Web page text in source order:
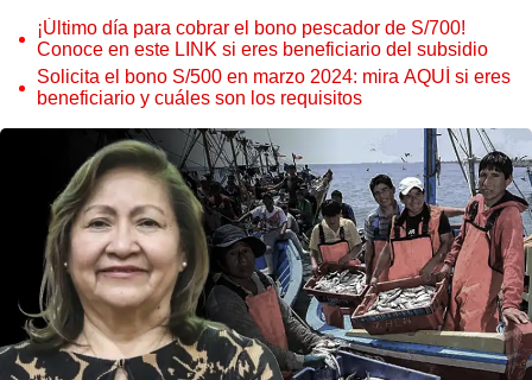
¡Último día para cobrar el bono pescador de S/700!
Conoce en este LINK si eres beneficiario del subsidio
Solicita el bono S/500 en marzo 2024: mira AQUÍ si eres
beneficiario y cuáles son los requisitos